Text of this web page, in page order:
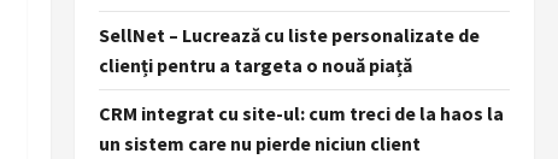
SellNet – Lucrează cu liste personalizate de
clienți pentru a targeta o nouă piață
CRM integrat cu site-ul: cum treci de la haos la
un sistem care nu pierde niciun client